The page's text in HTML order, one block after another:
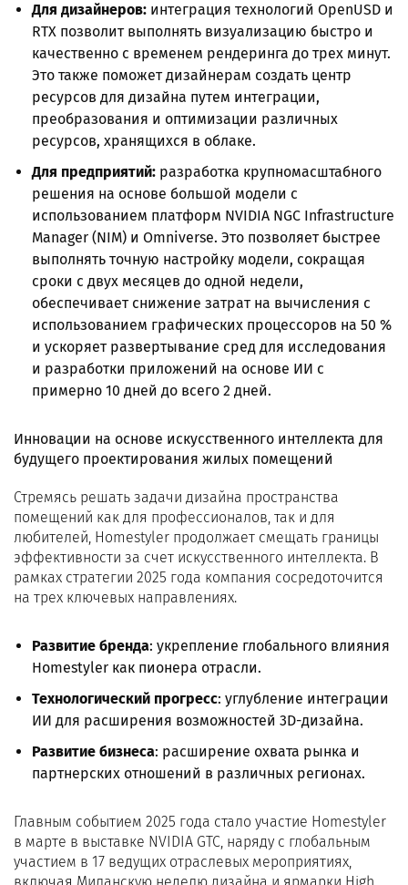
Для дизайнеров: интеграция технологий OpenUSD и
RTX позволит выполнять визуализацию быстро и
качественно с временем рендеринга до трех минут.
Это также поможет дизайнерам создать центр
ресурсов для дизайна путем интеграции,
преобразования и оптимизации различных
ресурсов, хранящихся в облаке.
Для предприятий: разработка крупномасштабного
решения на основе большой модели с
использованием платформ NVIDIA NGC Infrastructure
Manager (NIM) и Omniverse. Это позволяет быстрее
выполнять точную настройку модели, сокращая
сроки с двух месяцев до одной недели,
обеспечивает снижение затрат на вычисления с
использованием графических процессоров на 50 %
и ускоряет развертывание сред для исследования
и разработки приложений на основе ИИ с
примерно 10 дней до всего 2 дней.
Инновации на основе искусственного интеллекта для
будущего проектирования жилых помещений
Стремясь решать задачи дизайна пространства
помещений как для профессионалов, так и для
любителей, Homestyler продолжает смещать границы
эффективности за счет искусственного интеллекта. В
рамках стратегии 2025 года компания сосредоточится
на трех ключевых направлениях.
Развитие бренда: укрепление глобального влияния
Homestyler как пионера отрасли.
Технологический прогресс: углубление интеграции
ИИ для расширения возможностей 3D-дизайна.
Развитие бизнеса: расширение охвата рынка и
партнерских отношений в различных регионах.
Главным событием 2025 года стало участие Homestyler
в марте в выставке NVIDIA GTC, наряду с глобальным
участием в 17 ведущих отраслевых мероприятиях,